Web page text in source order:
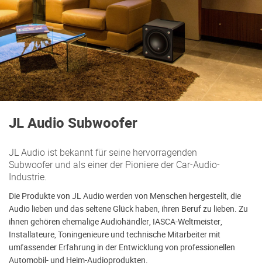
JL Audio Subwoofer
JL Audio ist bekannt für seine hervorragenden
Subwoofer und als einer der Pioniere der Car-Audio-
Industrie.
Die Produkte von JL Audio werden von Menschen hergestellt, die
Audio lieben und das seltene Glück haben, ihren Beruf zu lieben. Zu
ihnen gehören ehemalige Audiohändler, IASCA-Weltmeister,
Installateure, Toningenieure und technische Mitarbeiter mit
umfassender Erfahrung in der Entwicklung von professionellen
Automobil- und Heim-Audioprodukten.